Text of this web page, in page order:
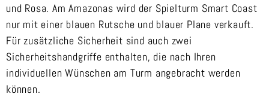
und Rosa. Am Amazonas wird der Spielturm Smart Coast
nur mit einer blauen Rutsche und blauer Plane verkauft.
Für zusätzliche Sicherheit sind auch zwei
Sicherheitshandgriffe enthalten, die nach Ihren
individuellen Wünschen am Turm angebracht werden
können.